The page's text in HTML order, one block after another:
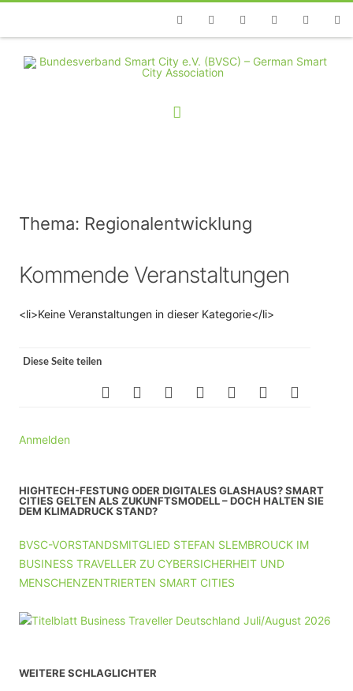
TelefonFacebookTwitterYoutubeInstagramLinkedin
Thema: Regionalentwicklung
Kommende Veranstaltungen
<li>Keine Veranstaltungen in dieser Kategorie</li>
Diese Seite teilen
Anmelden
HIGHTECH-FESTUNG ODER DIGITALES GLASHAUS? SMART
CITIES GELTEN ALS ZUKUNFTSMODELL – DOCH HALTEN SIE
DEM KLIMADRUCK STAND?
BVSC-VORSTANDSMITGLIED STEFAN SLEMBROUCK IM
BUSINESS TRAVELLER ZU CYBERSICHERHEIT UND
MENSCHENZENTRIERTEN SMART CITIES
WEITERE SCHLAGLICHTER